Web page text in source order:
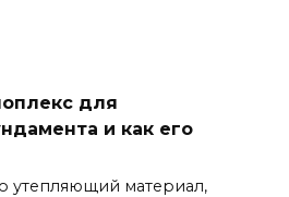
для
и как его
утепляющий материал,